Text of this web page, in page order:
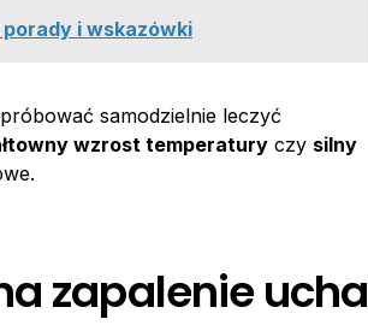
i wskazówki
samodzielnie leczyć
wzrost temperatury czy silny
zapalenie ucha